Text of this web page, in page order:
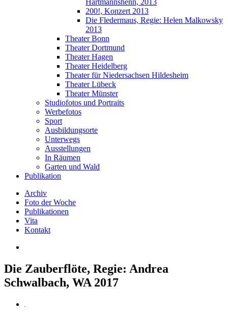
200!, Konzert 2013
Die Fledermaus, Regie: Helen Malkowsky
2013
Theater Bonn
Theater Dortmund
Theater Hagen
Theater Heidelberg
Theater für Niedersachsen Hildesheim
Theater Lübeck
Theater Münster
Studiofotos und Portraits
Werbefotos
Sport
Ausbildungsorte
Unterwegs
Ausstellungen
In Räumen
Garten und Wald
Publikation
Archiv
Foto der Woche
Publikationen
Vita
Kontakt
Die Zauberflöte, Regie: Andrea
Schwalbach, WA 2017